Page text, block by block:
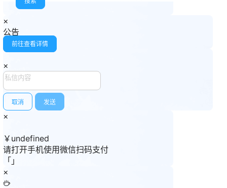
×
公告
前往查看详情
×
取消 发送
×
￥undefined
请打开手机使用微信扫码支付
「 」
×